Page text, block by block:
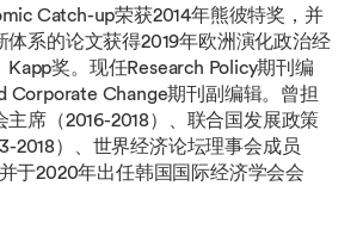
Catch-up荣获2014年熊彼特奖，并
体系的论文获得2019年欧洲演化政治经
Kapp奖。现任Research Policy期刊编
Corporate Change期刊副编辑。曾担
席（2016-2018）、联合国发展政策
2018）、世界经济论坛理事会成员
并于2020年出任韩国国际经济学会会